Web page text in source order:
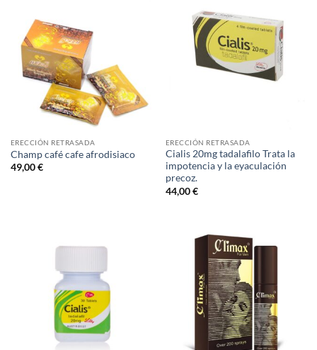
ERECCIÓN RETRASADA
Champ café cafe afrodisiaco
49,00€
ERECCIÓN RETRASADA
Cialis 20mg tadalafilo Trata la
impotencia y la eyaculación
precoz.
44,00€